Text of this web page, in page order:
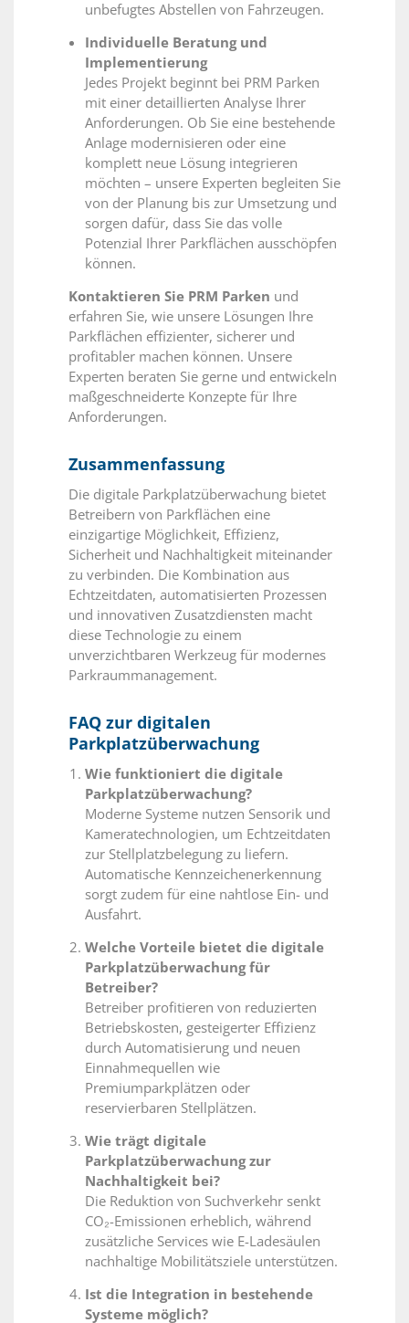
unbefugtes Abstellen von Fahrzeugen.
Individuelle Beratung und
Implementierung
Jedes Projekt beginnt bei PRM Parken
mit einer detaillierten Analyse Ihrer
Anforderungen. Ob Sie eine bestehende
Anlage modernisieren oder eine
komplett neue Lösung integrieren
möchten – unsere Experten begleiten Sie
von der Planung bis zur Umsetzung und
sorgen dafür, dass Sie das volle
Potenzial Ihrer Parkflächen ausschöpfen
können.
Kontaktieren Sie PRM Parken und
erfahren Sie, wie unsere Lösungen Ihre
Parkflächen effizienter, sicherer und
profitabler machen können. Unsere
Experten beraten Sie gerne und entwickeln
maßgeschneiderte Konzepte für Ihre
Anforderungen.
Zusammenfassung
Die digitale Parkplatzüberwachung bietet
Betreibern von Parkflächen eine
einzigartige Möglichkeit, Effizienz,
Sicherheit und Nachhaltigkeit miteinander
zu verbinden. Die Kombination aus
Echtzeitdaten, automatisierten Prozessen
und innovativen Zusatzdiensten macht
diese Technologie zu einem
unverzichtbaren Werkzeug für modernes
Parkraummanagement.
FAQ zur digitalen
Parkplatzüberwachung
Wie funktioniert die digitale
Parkplatzüberwachung?
Moderne Systeme nutzen Sensorik und
Kameratechnologien, um Echtzeitdaten
zur Stellplatzbelegung zu liefern.
Automatische Kennzeichenerkennung
sorgt zudem für eine nahtlose Ein- und
Ausfahrt.
Welche Vorteile bietet die digitale
Parkplatzüberwachung für
Betreiber?
Betreiber profitieren von reduzierten
Betriebskosten, gesteigerter Effizienz
durch Automatisierung und neuen
Einnahmequellen wie
Premiumparkplätzen oder
reservierbaren Stellplätzen.
Wie trägt digitale
Parkplatzüberwachung zur
Nachhaltigkeit bei?
Die Reduktion von Suchverkehr senkt
CO₂-Emissionen erheblich, während
zusätzliche Services wie E-Ladesäulen
nachhaltige Mobilitätsziele unterstützen.
Ist die Integration in bestehende
Systeme möglich?